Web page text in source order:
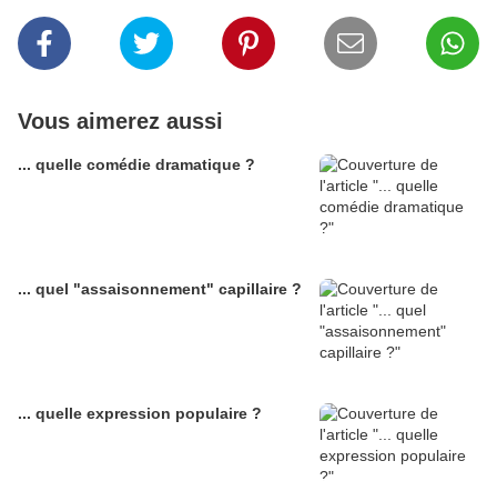
Vous aimerez aussi
... quelle comédie dramatique ?
... quel "assaisonnement" capillaire ?
... quelle expression populaire ?